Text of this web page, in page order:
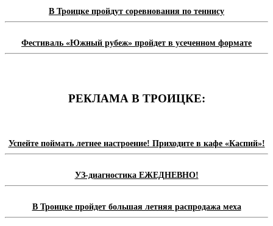
В Троицке пройдут соревнования по теннису
Фестиваль «Южный рубеж» пройдет в усеченном формате
РЕКЛАМА В ТРОИЦКЕ:
Успейте поймать летнее настроение! Приходите в кафе «Каспий»!
УЗ-диагностика ЕЖЕДНЕВНО!
В Троицке пройдет большая летняя распродажа меха